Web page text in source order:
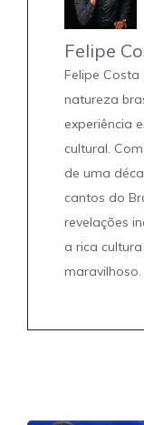
Felipe
Felipe
natureza
experiência
cultural.
de uma
cantos do
revelações
a rica
maravilhoso.